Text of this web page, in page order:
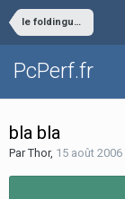
le foldingueur assoiffé
PcPerf.fr
bla bla
ParThor, 15 août 2006